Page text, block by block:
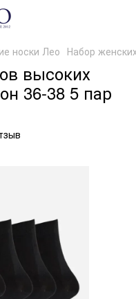
носки Лео Набор
высоких
36-38 5 пар